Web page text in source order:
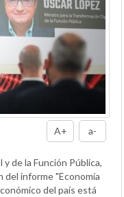
A+ a-
de la Función Pública,
del informe "Economía
del país está